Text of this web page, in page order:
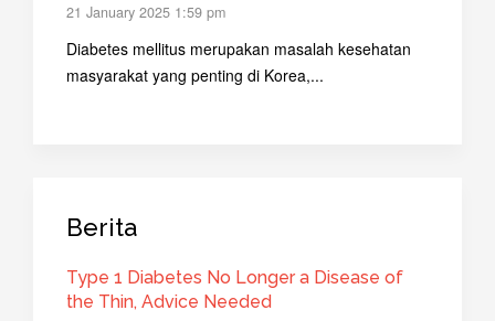
21 January 2025 1:59 pm
Diabetes mellitus merupakan masalah kesehatan
masyarakat yang penting di Korea,...
Berita
Type 1 Diabetes No Longer a Disease of
the Thin, Advice Needed